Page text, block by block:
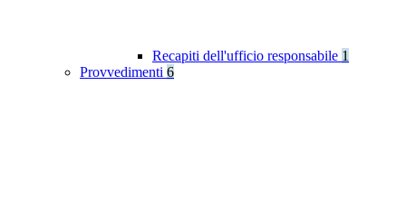
Recapiti dell'ufficio responsabile 1
Provvedimenti 6